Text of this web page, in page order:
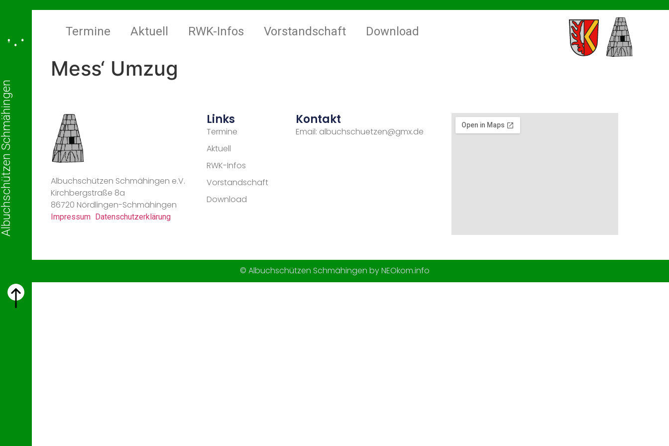
Schmähingen
Termine Aktuell RWK-Infos Vorstandschaft Download
Mess‘ Umzug
Albuchschützen Schmähingen e.V.
Kirchbergstraße 8a
86720 Nördlingen-Schmähingen
Impressum Datenschutzerklärung
Links
Termine
Aktuell
RWK-Infos
Vorstandschaft
Download
Kontakt
Email: albuchschuetzen@gmx.de
© Albuchschützen Schmähingen by NEOkom.info